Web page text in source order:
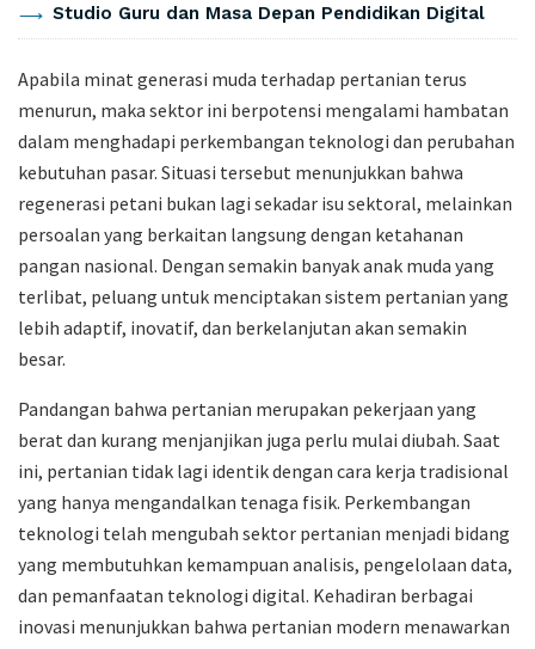
Studio Guru dan Masa Depan Pendidikan Digital
Apabila minat generasi muda terhadap pertanian terus
menurun, maka sektor ini berpotensi mengalami hambatan
dalam menghadapi perkembangan teknologi dan perubahan
kebutuhan pasar. Situasi tersebut menunjukkan bahwa
regenerasi petani bukan lagi sekadar isu sektoral, melainkan
persoalan yang berkaitan langsung dengan ketahanan
pangan nasional. Dengan semakin banyak anak muda yang
terlibat, peluang untuk menciptakan sistem pertanian yang
lebih adaptif, inovatif, dan berkelanjutan akan semakin
besar.
Pandangan bahwa pertanian merupakan pekerjaan yang
berat dan kurang menjanjikan juga perlu mulai diubah. Saat
ini, pertanian tidak lagi identik dengan cara kerja tradisional
yang hanya mengandalkan tenaga fisik. Perkembangan
teknologi telah mengubah sektor pertanian menjadi bidang
yang membutuhkan kemampuan analisis, pengelolaan data,
dan pemanfaatan teknologi digital. Kehadiran berbagai
inovasi menunjukkan bahwa pertanian modern menawarkan